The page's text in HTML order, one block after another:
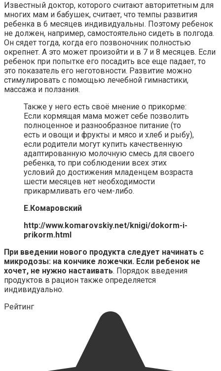
Известный доктор, которого считают авторитетным для
многих мам и бабушек, считает, что темпы развития
ребенка в 6 месяцев индивидуальны. Поэтому ребенок
не должен, например, самостоятельно сидеть в полгода.
Он сядет тогда, когда его позвоночник полностью
окрепнет. А это может произойти и в 7 и 8 месяцев. Если
ребенок при попытке его посадить все еще падает, то
это показатель его неготовности. Развитие можно
стимулировать с помощью лечебной гимнастики,
массажа и ползания.
Также у него есть своё мнение о прикорме:
Если кормящая мама может себе позволить
полноценное и разнообразное питание (то
есть и овощи и фрукты и мясо и хлеб и рыбу),
если родители могут купить качественную
адаптированную молочную смесь для своего
ребенка, то при соблюдении всех этих
условий до достижения младенцем возраста
шести месяцев нет необходимости
прикармливать его чем-либо.
Е.Комаровский
http://www.komarovskiy.net/knigi/dokorm-i-
prikorm.html
При введении нового продукта следует начинать с
микродозы: на кончике ложечки. Если ребенок не
хочет, не нужно настаивать. Порядок введения
продуктов в рацион также определяется
индивидуально.
Рейтинг